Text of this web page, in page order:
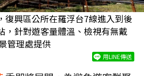
復興區公所在羅浮台7線進入到後
，針對遊客量體溫、檢視有無戴
管理處提供
用LINE傳送